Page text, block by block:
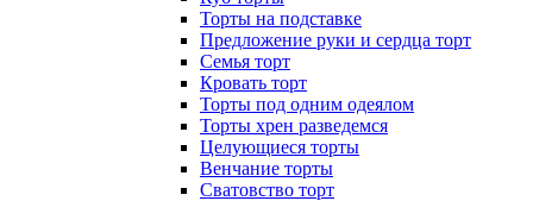
Торты на подставке
Предложение руки и сердца торт
Семья торт
Кровать торт
Торты под одним одеялом
Торты хрен разведемся
Целующиеся торты
Венчание торты
Сватовство торт